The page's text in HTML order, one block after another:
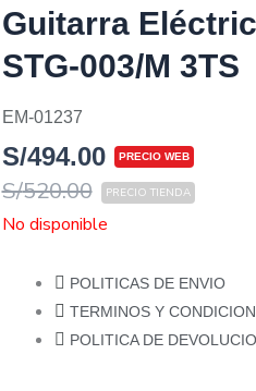
Guitarra
STG-003/M 3TS
EM-01237
S/520.00
S/494.00
No disponible
POLITICAS DE ENVIO
TERMINOS Y
POLITICA DE